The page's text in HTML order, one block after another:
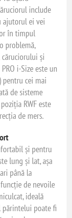
include
ajutorul ei vei
în timpul
problemă,
căruciorului și
i-Size este un
pentru cei mai
de sisteme
RWF este
de mers.
și pentru
lung și lat, așa
până la
de nevoile
ideală
părintelui poate fi